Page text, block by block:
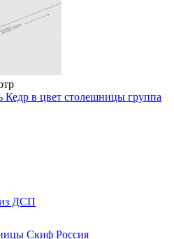
Кедр в цвет столешницы группа
ДСП
Скиф Россия